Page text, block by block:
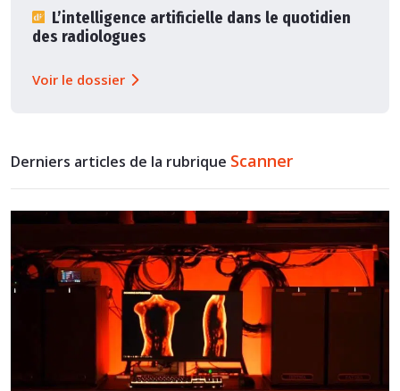
L’intelligence artificielle dans le quotidien
des radiologues
Voir le dossier
Derniers articles de la rubrique Scanner